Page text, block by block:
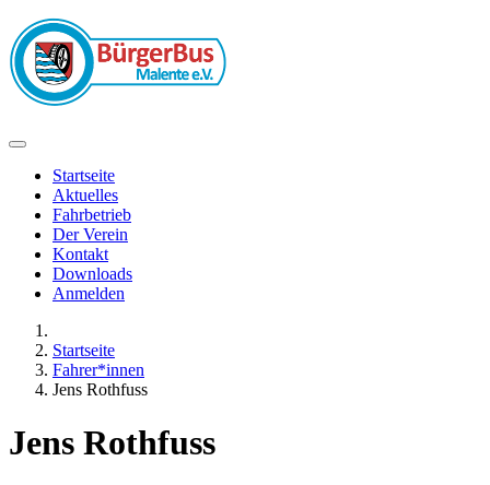
Startseite
Aktuelles
Fahrbetrieb
Der Verein
Kontakt
Downloads
Anmelden
Startseite
Fahrer*innen
Jens Rothfuss
Jens Rothfuss